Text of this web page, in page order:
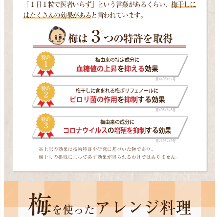
「１日１粒で医者いらず」という言葉があるくらい、梅干しに
はたくさんの効果がある と言われています。
梅は ３つの特許を取得
特許
1 梅由来の特定成分に
血糖値の上昇を抑える効果
第4403457号
特許
2 梅干しに含まれる梅ポリフェノールに
ピロリ菌の作用 を抑制 する効果
第4081678号
特許
3 梅由来の成分に
コロナウイルスの増殖を抑制する効果
第7393749号
※上記の効果は技術特許や研究に基づいた物であり、
梅干しの摂取によって必ず効果が得られるわけではありません。
梅を使ったアレンジ料理